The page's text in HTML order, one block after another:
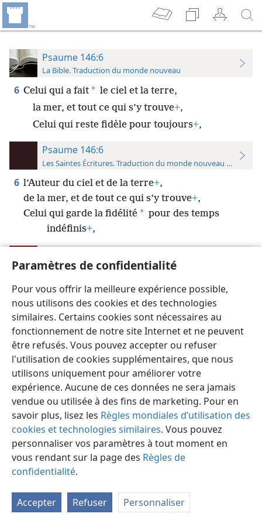
Paramètres de confidentialité
Pour vous offrir la meilleure expérience possible,
nous utilisons des cookies et des technologies
similaires. Certains cookies sont nécessaires au
fonctionnement de notre site Internet et ne peuvent
être refusés. Vous pouvez accepter ou refuser
l'utilisation de cookies supplémentaires, que nous
utilisons uniquement pour améliorer votre
expérience. Aucune de ces données ne sera jamais
vendue ou utilisée à des fins de marketing. Pour en
savoir plus, lisez les Règles mondiales d’utilisation des
cookies et technologies similaires. Vous pouvez
personnaliser vos paramètres à tout moment en
vous rendant sur la page des Règles de
confidentialité.
Accepter Refuser Personnaliser
Psaume 146:6
La Bible. Traduction du monde nouveau
6 Celui qui a fait * le ciel et la terre,
la mer, et tout ce qui s’y trouve+,
Celui qui reste fidèle pour toujours+,
Psaume 146:6
Les Saintes Écritures. Traduction du monde nouveau (avec
6 l’Auteur du ciel et de la terre+,
de la mer, et de tout ce qui s’y trouve+,
Celui qui garde la fidélité * pour des temps
indéfinis+,
Publications de la Société Watch Tower — Index 1950-1985
146:6 w75 125;tp73 21;w72 613
Français Préférences
Copyright © 2026 Watch Tower Bible and Tract Society of Pennsylvania
Conditions d’utilisation
Règles de confidentialité
Se connecter